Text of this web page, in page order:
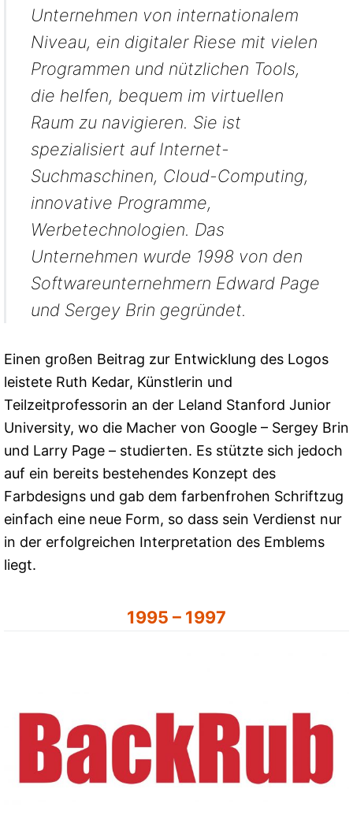
Unternehmen von internationalem
Niveau, ein digitaler Riese mit vielen
Programmen und nützlichen Tools,
die helfen, bequem im virtuellen
Raum zu navigieren. Sie ist
spezialisiert auf Internet-
Suchmaschinen, Cloud-Computing,
innovative Programme,
Werbetechnologien. Das
Unternehmen wurde 1998 von den
Softwareunternehmern Edward Page
und Sergey Brin gegründet.
Einen großen Beitrag zur Entwicklung des Logos
leistete Ruth Kedar, Künstlerin und
Teilzeitprofessorin an der Leland Stanford Junior
University, wo die Macher von Google – Sergey Brin
und Larry Page – studierten. Es stützte sich jedoch
auf ein bereits bestehendes Konzept des
Farbdesigns und gab dem farbenfrohen Schriftzug
einfach eine neue Form, so dass sein Verdienst nur
in der erfolgreichen Interpretation des Emblems
liegt.
1995 – 1997